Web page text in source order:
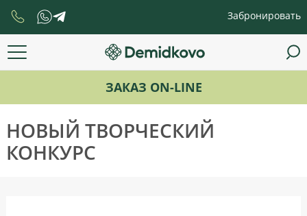
Забронировать
ЗАКАЗ ON-LINE
НОВЫЙ ТВОРЧЕСКИЙ
КОНКУРС